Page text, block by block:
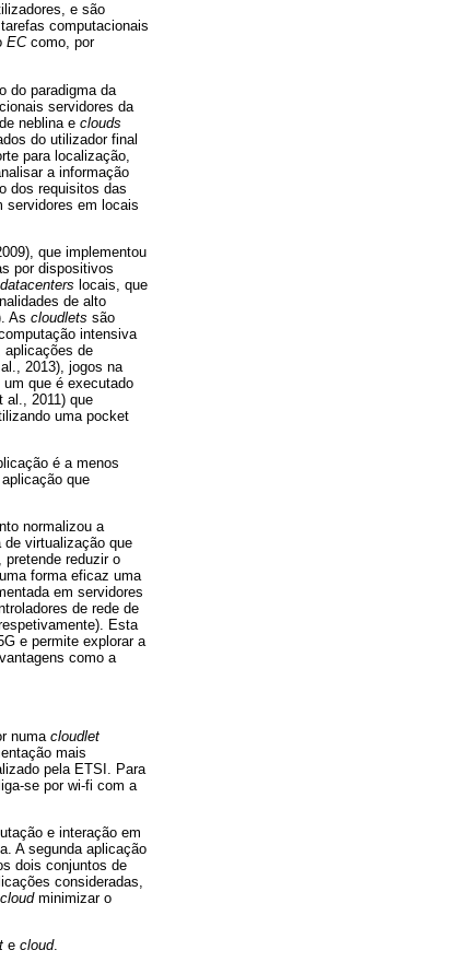
e são
computacionais
EC como, por
do paradigma da
servidores da
neblina e clouds
do utilizador final
para localização,
a informação
dos requisitos das
servidores em locais
que implementou
por dispositivos
datacenters locais, que
de alto
As cloudlets são
intensiva
aplicações de
2013), jogos na
que é executado
al., 2011) que
uma pocket
é a menos
que
normalizou a
de virtualização que
reduzir o
forma eficaz uma
em servidores
de rede de
Esta
e permite explorar a
como a
numa cloudlet
mais
pela ETSI. Para
se por wi-fi com a
e interação em
A segunda aplicação
dois conjuntos de
consideradas,
cloud minimizar o
e cloud.